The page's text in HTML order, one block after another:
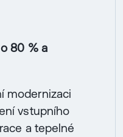
80 % a
modernizaci
vstupního
a tepelné